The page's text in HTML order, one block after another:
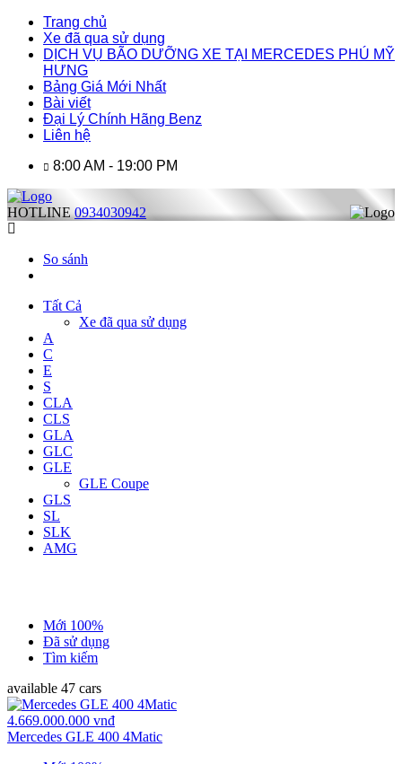
Trang chủ
Xe đã qua sử dụng
DỊCH VỤ BÃO DƯỠNG XE TẠI MERCEDES PHÚ MỸ
HƯNG
Bảng Giá Mới Nhất
Bài viết
Đại Lý Chính Hãng Benz
Liên hệ
8:00 AM - 19:00 PM
HOTLINE0934030942
So sánh
Tất Cả
Xe đã qua sử dụng
A
C
E
S
CLA
CLS
GLA
GLC
GLE
GLE Coupe
GLS
SL
SLK
AMG
Mới 100%
Đã sử dụng
Tìm kiếm
available 47 cars
4.669.000.000 vnđ
Mercedes GLE 400 4Matic